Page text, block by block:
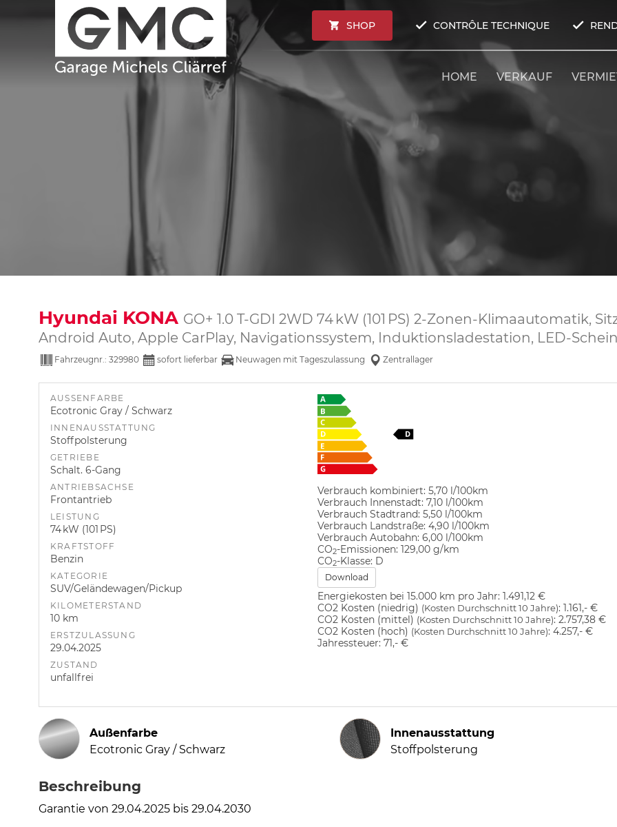
SHOP CONTRÔLE TECHNIQUE
HOME VERKAUF
Hyundai KONA GO+ 1.0 T-GDI 2WD 74 kW (101 PS) 2-Zonen-Klimaautomatik,
Android Auto, Apple CarPlay, Navigationssystem, Induktionsladestation, LED-
Fahrzeugnr.: 329980 sofort lieferbar Neuwagen mit Tageszulassung Zentrallager
AUSSENFARBE
Ecotronic Gray / Schwarz
INNENAUSSTATTUNG
Stoffpolsterung
GETRIEBE
Schalt. 6-Gang
ANTRIEBSACHSE
Frontantrieb
LEISTUNG
74 kW (101 PS)
KRAFTSTOFF
Benzin
KATEGORIE
SUV/Geländewagen/Pickup
KILOMETERSTAND
10 km
ERSTZULASSUNG
29.04.2025
ZUSTAND
unfallfrei
Verbrauch kombiniert: 5,70 l/100km
Verbrauch Innenstadt: 7,10 l/100km
Verbrauch Stadtrand: 5,50 l/100km
Verbrauch Landstraße: 4,90 l/100km
Verbrauch Autobahn: 6,00 l/100km
CO2-Emissionen: 129,00 g/km
CO2-Klasse: D
Download
Energiekosten bei 15.000 km pro Jahr: 1.491,12 €
CO2 Kosten (niedrig) (Kosten Durchschnitt 10 Jahre): 1.161,- €
CO2 Kosten (mittel) (Kosten Durchschnitt 10 Jahre): 2.757,38 €
CO2 Kosten (hoch) (Kosten Durchschnitt 10 Jahre): 4.257,- €
Jahressteuer: 71,- €
Außenfarbe
Ecotronic Gray / Schwarz
Innenausstattung
Innenausstattung
Stoffpolsterung
Beschreibung
Garantie von 29.04.2025 bis 29.04.2030